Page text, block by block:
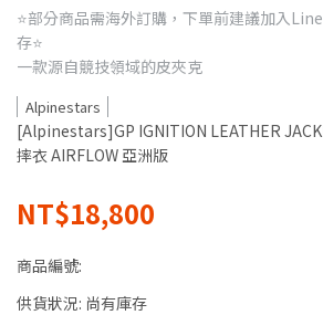
⭐️部分商品需海外訂購，下單前建議加入
存⭐️
一款源自競技領域的皮夾克
Alpinestars
[Alpinestars]GP IGNITION LEATHER
摔衣 AIRFLOW 亞洲版
NT$18,800
商品編號:
供貨狀況: 尚有庫存